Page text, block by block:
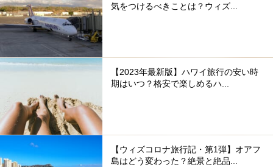
気をつけるべきことは？ウィズ...
【2023年最新版】ハワイ旅行の安い時
期はいつ？格安で楽しめるハ...
【ウィズコロナ旅行記・第1弾】オアフ
島はどう変わった？絶景と絶品...